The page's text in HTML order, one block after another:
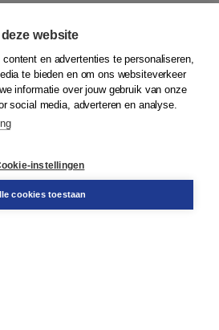
website
en advertenties te personaliseren,
te bieden en om ons websiteverkeer
informatie over jouw gebruik van onze
social media, adverteren en analyse.
instellingen
cookies toestaan